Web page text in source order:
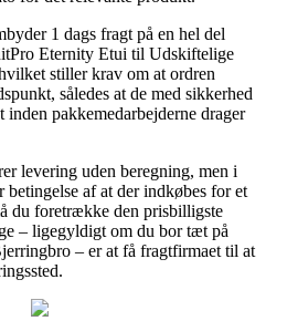
1 dags fragt på en hel del
Eternity Etui til Udskiftelige
stiller krav om at ordren
således at de med sikkerhed
inden pakkemedarbejderne drager
levering uden beregning, men i
af at der indkøbes for et
du foretrække den prisbilligste
– ligegyldigt om du bor tæt på
– er at få fragtfirmaet til at